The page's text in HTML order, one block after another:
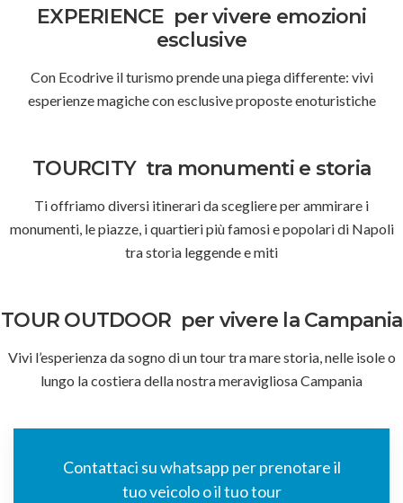
EXPERIENCE per vivere emozioni
esclusive
Con Ecodrive il turismo prende una piega differente: vivi
esperienze magiche con esclusive proposte enoturistiche
TOURCITY tra monumenti e storia
Ti offriamo diversi itinerari da scegliere per ammirare i
monumenti, le piazze, i quartieri più famosi e popolari di Napoli
tra storia leggende e miti
TOUR OUTDOOR per vivere la Campania
Vivi l’esperienza da sogno di un tour tra mare storia, nelle isole o
lungo la costiera della nostra meravigliosa Campania
Contattaci su whatsapp per prenotare il
tuo veicolo o il tuo tour